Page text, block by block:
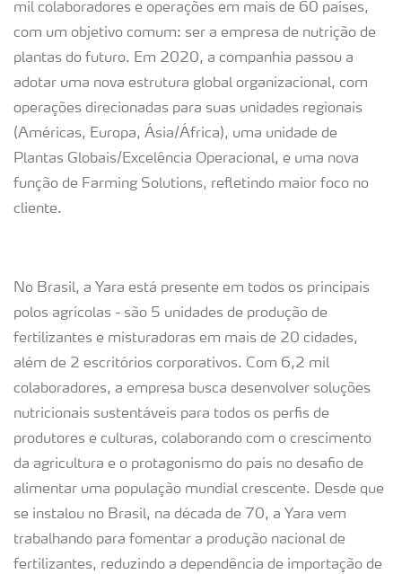
mil colaboradores e operações em mais de 60 países,
com um objetivo comum: ser a empresa de nutrição de
plantas do futuro. Em 2020, a companhia passou a
adotar uma nova estrutura global organizacional, com
operações direcionadas para suas unidades regionais
(Américas, Europa, Ásia/África), uma unidade de
Plantas Globais/Excelência Operacional, e uma nova
função de Farming Solutions, refletindo maior foco no
cliente.
No Brasil, a Yara está presente em todos os principais
polos agrícolas - são 5 unidades de produção de
fertilizantes e misturadoras em mais de 20 cidades,
além de 2 escritórios corporativos. Com 6,2 mil
colaboradores, a empresa busca desenvolver soluções
nutricionais sustentáveis para todos os perfis de
produtores e culturas, colaborando com o crescimento
da agricultura e o protagonismo do país no desafio de
alimentar uma população mundial crescente. Desde que
se instalou no Brasil, na década de 70, a Yara vem
trabalhando para fomentar a produção nacional de
fertilizantes, reduzindo a dependência de importação de